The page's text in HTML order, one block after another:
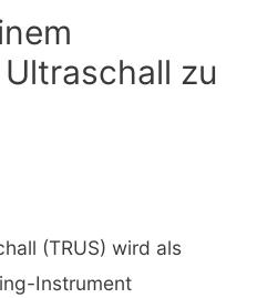
zu
(TRUS) wird als
Instrument